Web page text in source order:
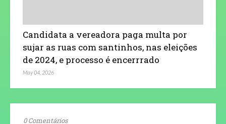
Candidata a vereadora paga multa por
sujar as ruas com santinhos, nas eleições
de 2024, e processo é encerrrado
May 04, 2026
0 Comentários